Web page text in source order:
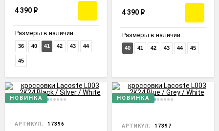
4 390 ₽
Размеры в наличии:
36 40 41 42 43 44
45
4 390 ₽
Размеры в наличии:
40 41 42 43 44 45
НОВИНКА
АРТИКУЛ: 17396
НОВИНКА
АРТИКУЛ: 17397